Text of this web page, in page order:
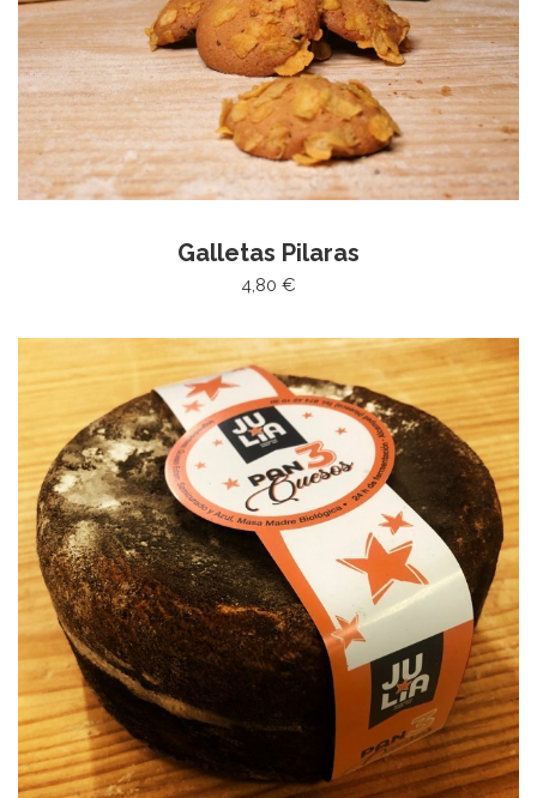
Galletas Pilaras
4,80 €